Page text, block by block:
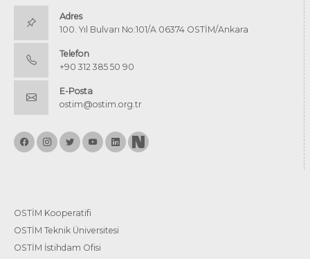
Adres
100. Yıl Bulvarı No:101/A 06374 OSTİM/Ankara
Telefon
+90 312 385 50 90
E-Posta
ostim@ostim.org.tr
OSTİM Kooperatifi
OSTİM Teknik Üniversitesi
OSTİM İstihdam Ofisi